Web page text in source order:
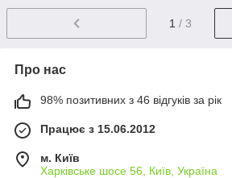
1 / 3
Про нас
98% позитивних з 46 відгуків за рік
Працює з 15.06.2012
м. Київ
Харківське шосе 56, Київ, Україна